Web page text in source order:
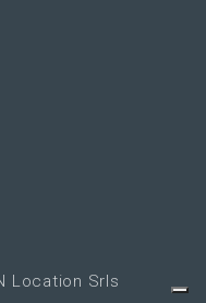
Location Srls